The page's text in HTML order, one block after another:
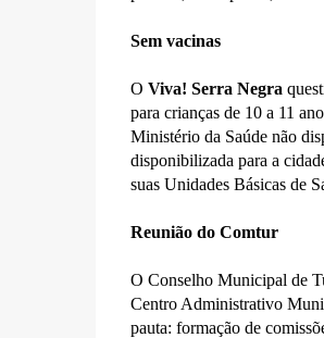
Sem vacinas
O Viva! Serra Negra
para crianças de 10 a 11
Ministério da Saúde não
disponibilizada para a
suas Unidades Básicas de
Reunião do Comtur
O Conselho Municipal de
Centro Administrativo
pauta: formação de